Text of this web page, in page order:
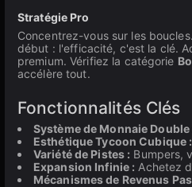
Stratégie Pro
Concentrez-vous sur les
début : l'efficacité, c'est la clé.
premium. Vérifiez la catégorie
accélère tout.
Fonctionnalités Clés
Système de Monnaie Double
Esthétique Tycoon Cubique :
Variété de Pistes : Bumpers,
Expansion Infinie : Achetez
Mécanismes de Revenus